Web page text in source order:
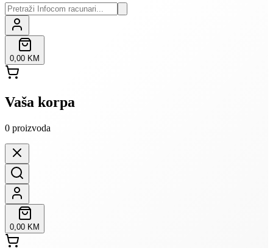
0,00 KM
Vaša korpa
0 proizvoda
0,00 KM